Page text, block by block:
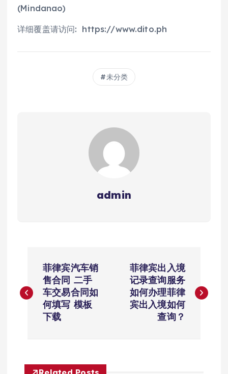
(Mindanao)
详细覆盖请访问: https://www.dito.ph
未分类
admin
章
菲律宾汽车销
售合同 二手
车交易合同如
何填写 模板
下载
菲律宾出入境
记录查询服务
如何办理菲律
宾出入境如何
查询？